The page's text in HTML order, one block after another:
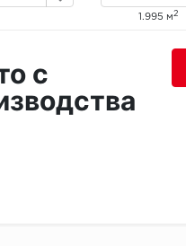
1.995 м2
с